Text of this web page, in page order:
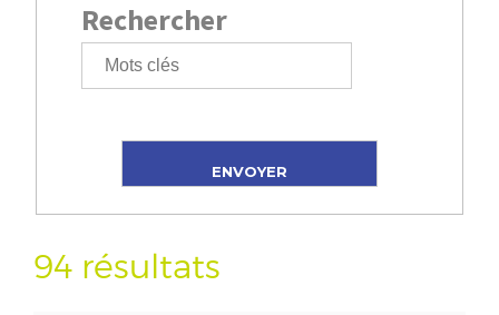
Rechercher
94 résultats